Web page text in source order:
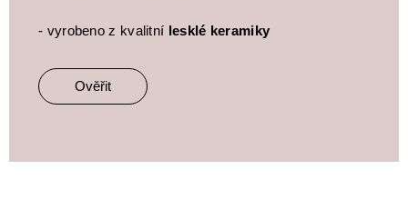
- vyrobeno z kvalitní lesklé keramiky
Ověřit